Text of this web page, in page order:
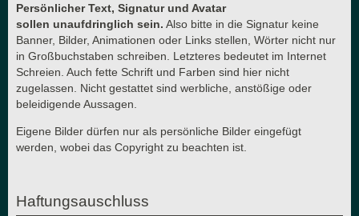
Persönlicher Text, Signatur und Avatar
sollen unaufdringlich sein. Also bitte in die Signatur keine
Banner, Bilder, Animationen oder Links stellen, Wörter nicht nur
in Großbuchstaben schreiben. Letzteres bedeutet im Internet
Schreien. Auch fette Schrift und Farben sind hier nicht
zugelassen. Nicht gestattet sind werbliche, anstößige oder
beleidigende Aussagen.
Eigene Bilder dürfen nur als persönliche Bilder eingefügt
werden, wobei das Copyright zu beachten ist.
Haftungsauschluss